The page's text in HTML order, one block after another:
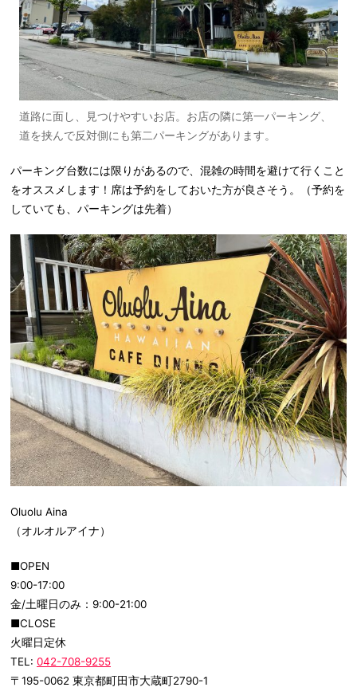
道路に面し、見つけやすいお店。お店の隣に第一パーキング、
道を挟んで反対側にも第二パーキングがあります。
パーキング台数には限りがあるので、混雑の時間を避けて行くこと
をオススメします！席は予約をしておいた方が良さそう。（予約を
していても、パーキングは先着）
Oluolu Aina
（オルオルアイナ）
■OPEN
9:00-17:00
金/土曜日のみ：9:00-21:00
■CLOSE
火曜日定休
TEL: 042-708-9255
〒195-0062 東京都町田市大蔵町2790-1